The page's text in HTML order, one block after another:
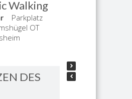
Walking
Parkplatz
OT
DES